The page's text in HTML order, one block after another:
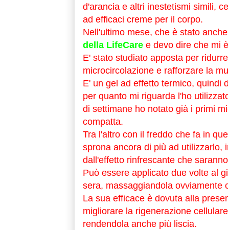
d'arancia e altri inestetismi simili,
ad efficaci creme per il corpo.
Nell'ultimo mese, che è stato
della LifeCare e devo dire che mi
E' stato studiato apposta per
microcircolazione e rafforzare la
E' un gel ad effetto termico, quindi
per quanto mi riguarda l'ho
di settimane ho notato già i primi
compatta.
Tra l'altro con il freddo che fa in
sprona ancora di più ad utilizzarlo,
dall'effetto rinfrescante che
Può essere applicato due volte al
sera, massaggiandola ovviamente
La sua efficace è dovuta alla
migliorare la rigenerazione
rendendola anche più liscia.